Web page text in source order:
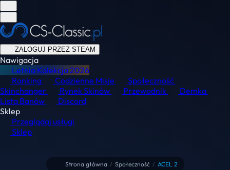
ZALOGUJ PRZEZ STEAM
Nawigacja
Letnia Kolekcja2026
Ranking
Codzienne Misje
Społeczność
Skinchanger
Rynek Skinów Przewodnik
Demka
Lista Banów
Discord
Sklep
Przeglądaj usługi
Sklep
Strona główna / Społeczność / ACEL 2